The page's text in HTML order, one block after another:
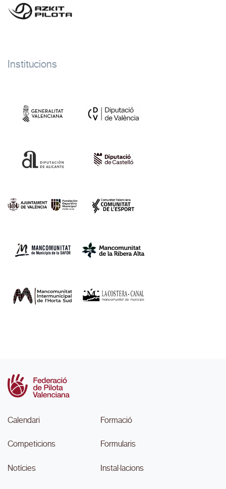
Institucions
Calendari
Competicions
Notícies
Formació
Formularis
Instal·lacions